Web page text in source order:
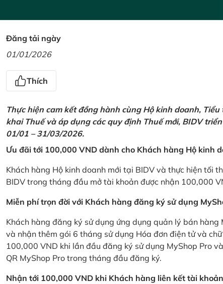
Đăng tải ngày
01/01/2026
Thích
Thực hiện cam kết đồng hành cùng Hộ kinh doanh,
khai Thuế và áp dụng các quy định Thuế mới, BIDV
01/01 – 31/03/2026.
Ưu đãi tới 100,000 VND dành cho Khách hàng Hộ kinh
Khách hàng Hộ kinh doanh mới tại BIDV và thực hiện tối
BIDV trong tháng đầu mở tài khoản được nhận 100,000
Miễn phí trọn đời với Khách hàng đăng ký sử dụng
Khách hàng đăng ký sử dụng ứng dụng quản lý bán
và nhận thêm gói 6 tháng sử dụng Hóa đơn điện tử và
100,000 VND khi lần đầu đăng ký sử dụng MyShop Pro
QR MyShop Pro trong tháng đầu đăng ký.
Nhận tới 100,000 VND khi Khách hàng liên kết tài